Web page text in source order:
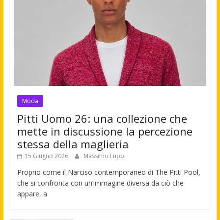
Moda
Pitti Uomo 26: una collezione che
mette in discussione la percezione
stessa della maglieria
15 Giugno 2026 Massimo Lupo
Proprio come il Narciso contemporaneo di The Pitti Pool,
che si confronta con un’immagine diversa da ciò che
appare, a